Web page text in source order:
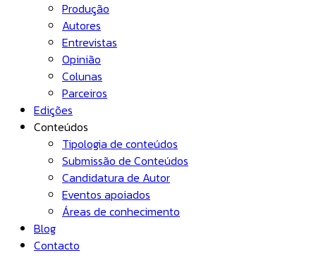
Produção
Autores
Entrevistas
Opinião
Colunas
Parceiros
Edições
Conteúdos
Tipologia de conteúdos
Submissão de Conteúdos
Candidatura de Autor
Eventos apoiados
Áreas de conhecimento
Blog
Contacto